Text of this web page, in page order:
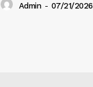
Admin - 07/21/2026